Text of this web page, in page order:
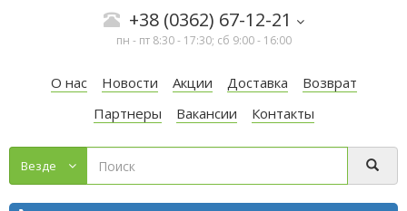
+38 (0362) 67-12-21
пн - пт 8:30 - 17:30; сб 9:00 - 16:00
О нас Новости Акции Доставка
Возврат
Партнеры
Вакансии Контакты
Везде